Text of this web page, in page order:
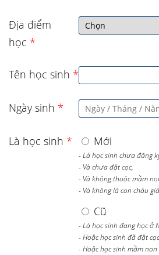
Địa điểm
học *
Tên học sinh *
Ngày sinh *
Là học sinh * Mới
- Là học sinh chưa đăng
- Và chưa đặt cọc,
- Và không thuộc mầm
- Và không là con cháu
Cũ
- Là học sinh đang học ở
- Hoặc học sinh đã đặt
- Hoặc học sinh mầm non